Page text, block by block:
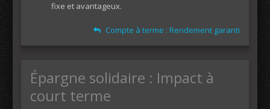
fixe et avantageux.
Compte à terme : Rendement garanti
Épargne solidaire : Impact à
court terme